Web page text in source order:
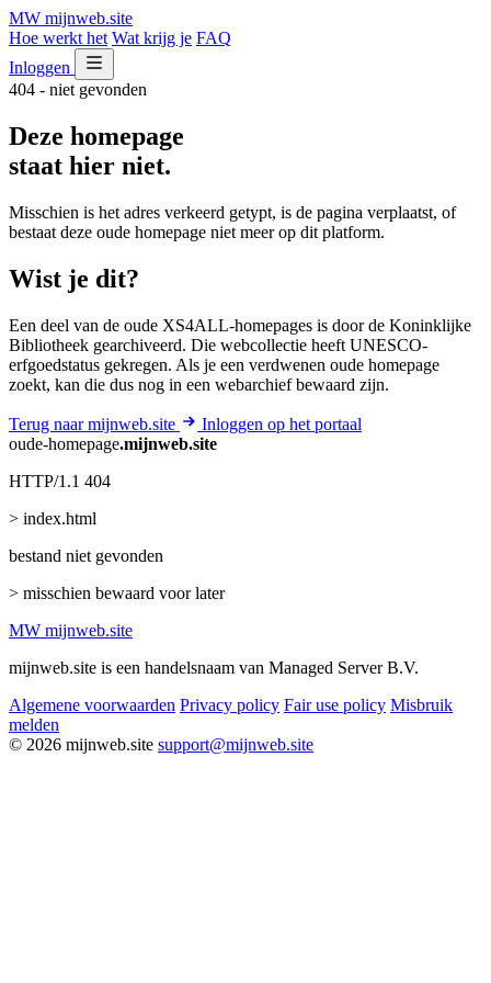
MW mijnweb.site
Hoe werkt het Wat krijg je FAQ
Inloggen
404 - niet gevonden
Deze homepage
staat hier niet.
Misschien is het adres verkeerd getypt, is de pagina verplaatst, of
bestaat deze oude homepage niet meer op dit platform.
Wist je dit?
Een deel van de oude XS4ALL-homepages is door de Koninklijke
Bibliotheek gearchiveerd. Die webcollectie heeft UNESCO-
erfgoedstatus gekregen. Als je een verdwenen oude homepage
zoekt, kan die dus nog in een webarchief bewaard zijn.
Terug naar mijnweb.site
Inloggen op het portaal
oude-homepage.mijnweb.site
HTTP/1.1 404
> index.html
bestand niet gevonden
> misschien bewaard voor later
MW mijnweb.site
mijnweb.site is een handelsnaam van Managed Server B.V.
Algemene voorwaarden Privacy policy Fair use policy Misbruik
melden
© 2026 mijnweb.site support@mijnweb.site